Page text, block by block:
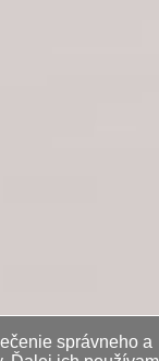
správneho a